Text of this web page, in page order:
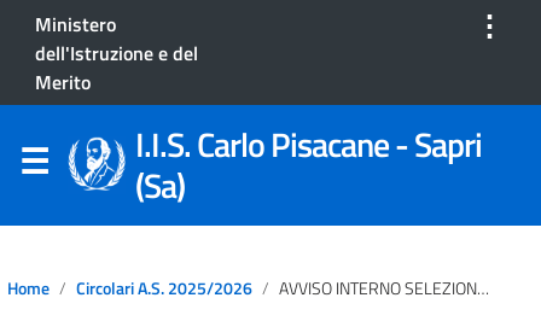
Ministero
dell'Istruzione e del
Merito
⋮
I.I.S. Carlo Pisacane - Sapri
(Sa)
Home Circolari A.S. 2025/2026 AVVISO INTERNO SELEZIONE NR 2 FIGURE DI PROGETTISTA -FESR -Laboratori Innovativi IPSEOA -CP: RSO4.2.A3.B-FESRPN-CA-2025-45 -CUP: D14D25002960007